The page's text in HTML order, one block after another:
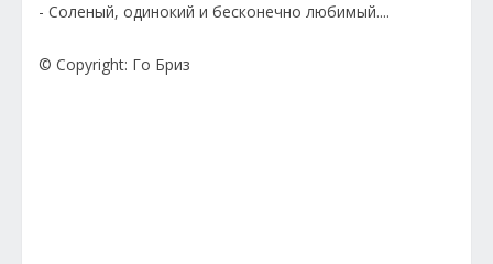
- Соленый, одинокий и бесконечно любимый....
© Copyright: Го Бриз